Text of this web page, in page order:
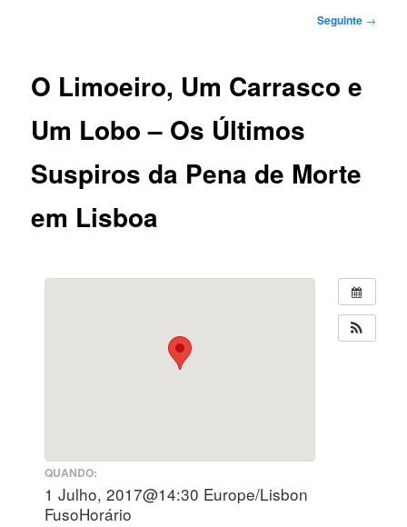
Navegação
Seguinte →
O Limoeiro, Um Carrasco e
Um Lobo – Os Últimos
Suspiros da Pena de Morte
em Lisboa
QUANDO:
1 Julho, 2017@14:30 Europe/Lisbon
FusoHorário